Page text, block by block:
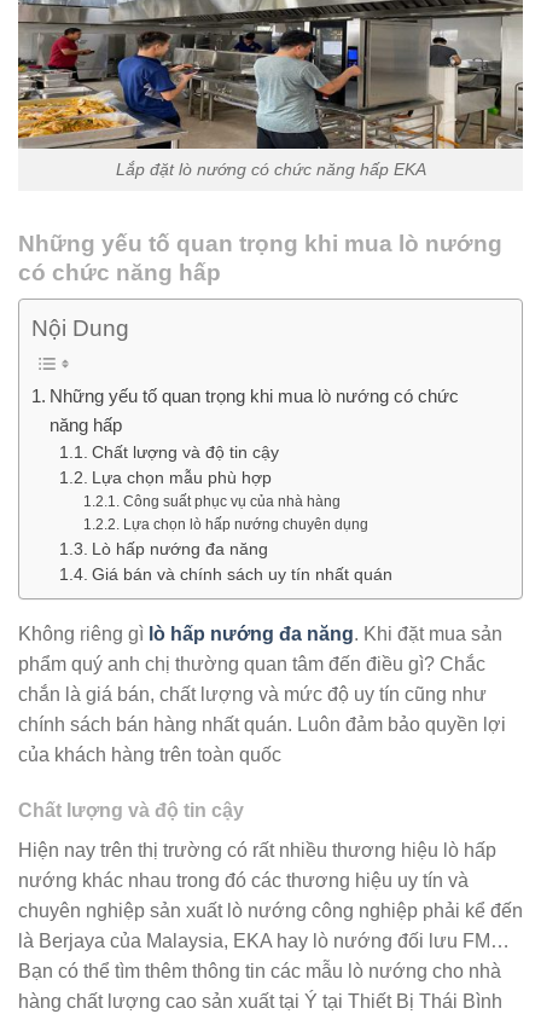
Lắp đặt lò nướng có chức năng hấp EKA
Những yếu tố quan trọng khi mua lò nướng
có chức năng hấp
Nội Dung
Những yếu tố quan trọng khi mua lò nướng có chức
năng hấp
Chất lượng và độ tin cậy
Lựa chọn mẫu phù hợp
Công suất phục vụ của nhà hàng
Lựa chọn lò hấp nướng chuyên dụng
Lò hấp nướng đa năng
Giá bán và chính sách uy tín nhất quán
Không riêng gì lò hấp nướng đa năng. Khi đặt mua sản
phẩm quý anh chị thường quan tâm đến điều gì? Chắc
chắn là giá bán, chất lượng và mức độ uy tín cũng như
chính sách bán hàng nhất quán. Luôn đảm bảo quyền lợi
của khách hàng trên toàn quốc
Chất lượng và độ tin cậy
Hiện nay trên thị trường có rất nhiều thương hiệu lò hấp
nướng khác nhau trong đó các thương hiệu uy tín và
chuyên nghiệp sản xuất lò nướng công nghiệp phải kể đến
là Berjaya của Malaysia, EKA hay lò nướng đối lưu FM…
Bạn có thể tìm thêm thông tin các mẫu lò nướng cho nhà
hàng chất lượng cao sản xuất tại Ý tại Thiết Bị Thái Bình